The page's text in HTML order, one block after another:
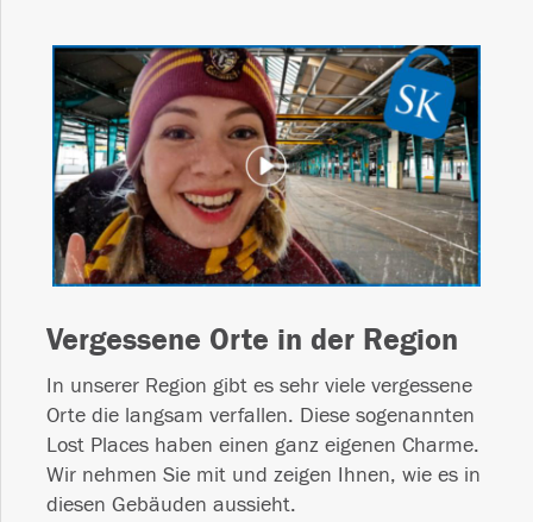
Vergessene Orte in der Region
In unserer Region gibt es sehr viele vergessene
Orte die langsam verfallen. Diese sogenannten
Lost Places haben einen ganz eigenen Charme.
Wir nehmen Sie mit und zeigen Ihnen, wie es in
diesen Gebäuden aussieht.